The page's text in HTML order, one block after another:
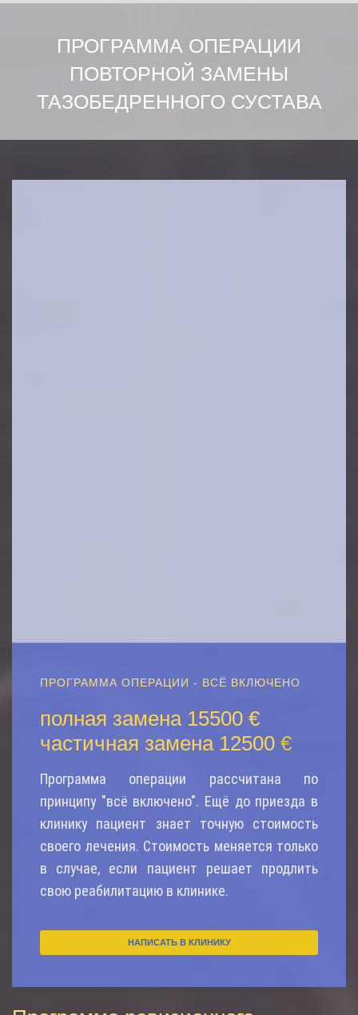
ПРОГРАММА ОПЕРАЦИИ
ПОВТОРНОЙ ЗАМЕНЫ
ТАЗОБЕДРЕННОГО СУСТАВА
ПРОГРАММА ОПЕРАЦИИ - ВСЁ ВКЛЮЧЕНО
полная замена 15500 €
частичная замена 12500 €
Программа операции рассчитана по
принципу "всё включено". Ещё до приезда в
клинику пациент знает точную стоимость
своего лечения. Стоимость меняется только
в случае, если пациент решает продлить
свою реабилитацию в клинике.
НАПИСАТЬ В КЛИНИКУ